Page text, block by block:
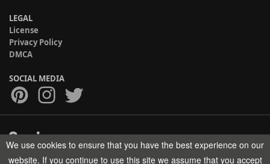
LEGAL
License
Privacy Policy
DMCA
SOCIAL MEDIA
Copyright © 2017-2026 HELMAN TECH All rights reserved.
We use cookies to ensure that you have the best experience on our
website. If you continue to use this site we assume that you accept